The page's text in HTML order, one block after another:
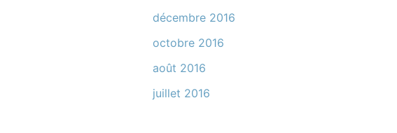
décembre 2016
octobre 2016
août 2016
juillet 2016